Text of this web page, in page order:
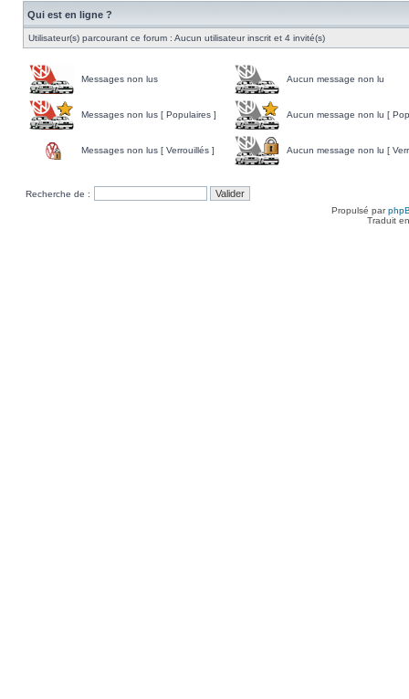
Qui est en ligne ?
Utilisateur(s) parcourant ce forum : Aucun utilisateur inscrit et 4 invité(s)
Messages non lus Aucun message non lu
Messages non lus [ Populaires ] Aucun message non lu [
Messages non lus [ Verrouillés ] Aucun message non lu [
Recherche de :
Propulsé par
Traduit